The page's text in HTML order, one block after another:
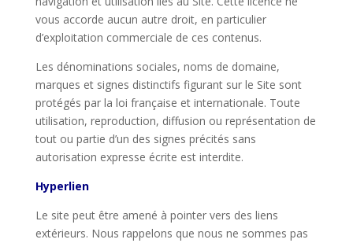
vous accorde aucun autre droit, en particulier
d’exploitation commerciale de ces contenus.
Les dénominations sociales, noms de domaine,
marques et signes distinctifs figurant sur le Site sont
protégés par la loi française et internationale. Toute
utilisation, reproduction, diffusion ou représentation de
tout ou partie d’un des signes précités sans
autorisation expresse écrite est interdite.
Hyperlien
Le site peut être amené à pointer vers des liens
extérieurs. Nous rappelons que nous ne sommes pas